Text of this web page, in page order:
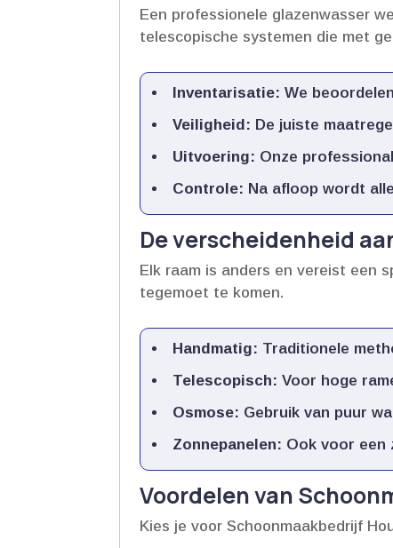
Een professionele glazenwasser
telescopische systemen die met
Inventarisatie: We
Veiligheid: De juiste
Uitvoering: Onze
Controle: Na afloop wordt
De verscheidenheid
Elk raam is anders en vereist een
tegemoet te komen.​
Handmatig: Traditionele
Telescopisch: Voor hoge
Osmose: Gebruik van puur
Zonnepanelen: Ook voor een
Voordelen van
Kies je voor Schoonmaakbedrijf